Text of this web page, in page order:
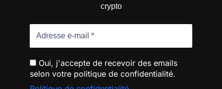
crypto
Oui, j'accepte de recevoir des emails
selon votre politique de confidentialité.